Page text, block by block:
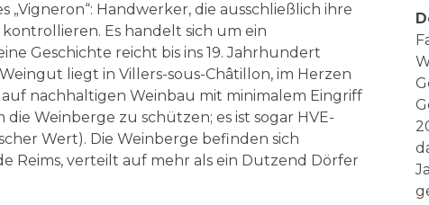
„Vigneron“: Handwerker, die ausschließlich ihre
Es handelt sich um ein
Geschichte reicht bis ins 19. Jahrhundert
liegt in Villers-sous-Châtillon, im Herzen
nachhaltigen Weinbau mit minimalem Eingriff
Weinberge zu schützen; es ist sogar HVE-
Wert). Die Weinberge befinden sich
Reims, verteilt auf mehr als ein Dutzend Dörfer